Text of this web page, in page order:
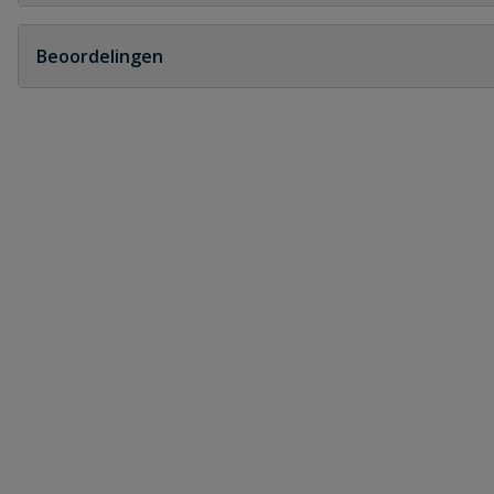
Geen vragen
Beoordelingen